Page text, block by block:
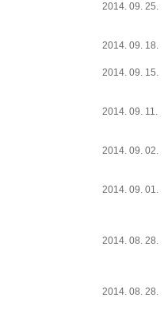
2014. 09. 25.
2014. 09. 18.
2014. 09. 15.
2014. 09. 11.
2014. 09. 02.
2014. 09. 01.
2014. 08. 28.
2014. 08. 28.